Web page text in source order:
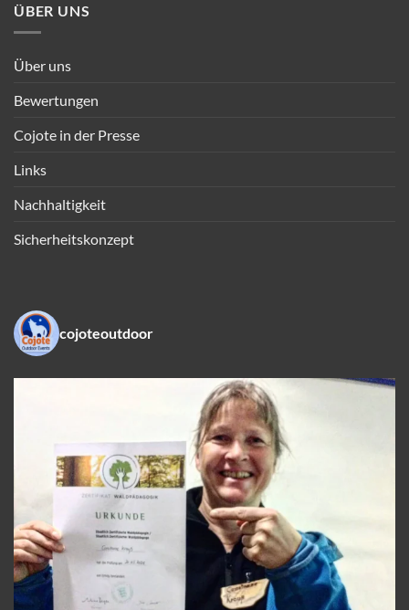
ÜBER UNS
Über uns
Bewertungen
Cojote in der Presse
Links
Nachhaltigkeit
Sicherheitskonzept
cojoteoutdoor